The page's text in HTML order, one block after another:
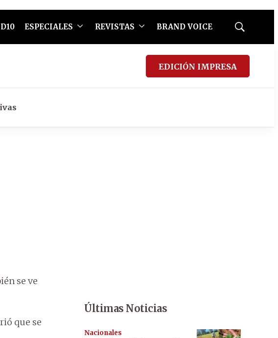
D10 ESPECIALES REVISTAS BRAND VOICE
Mostrar
EDICIÓN IMPRESA
se ve
que se
Últimas Noticias
Nacionales